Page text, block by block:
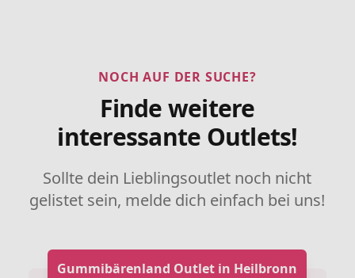
NOCH AUF DER SUCHE?
Finde weitere
interessante Outlets!
Sollte dein Lieblingsoutlet noch nicht
gelistet sein, melde dich einfach bei uns!
Gummibärenland Outlet in Heilbronn